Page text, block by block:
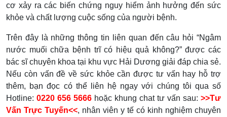
cơ xảy ra các biến chứng nguy hiểm ảnh hưởng đến sức
khỏe và chất lượng cuộc sống của người bệnh.
Trên đây là những thông tin liên quan đến câu hỏi “Ngâm
nước muối chữa bệnh trĩ có hiệu quả không?” được các
bác sĩ chuyên khoa tại khu vực Hải Dương giải đáp chia sẻ.
Nếu còn vấn đề về sức khỏe cần được tư vấn hay hỗ trợ
thêm, bạn đọc có thể liên hệ ngay với chúng tôi qua số
Hotline: 0220 656 5666 hoặc khung chat tư vấn sau: >>Tư
Vấn Trực Tuyến<<, nhân viên y tế có kinh nghiệm chuyên